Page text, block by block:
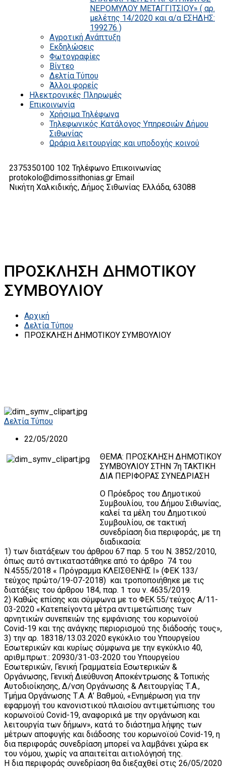
ΝΕΡΟΜΥΛΟΥ ΜΕΤΑΓΓΙΤΣΙΟΥ» ( αρ.
μελέτης 14/2020 και α/α ΕΣΗΔΗΣ:
199276 )
Αγροτική Ανάπτυξη
Εκδηλώσεις
Φωτογραφίες
Βίντεο
Δελτία Τύπου
Άλλοι φορείς
Ηλεκτρονικές Πληρωμές
Επικοινωνία
Χρήσιμα Τηλέφωνα
Τηλεφωνικός Κατάλογος Υπηρεσιών Δήμου
Σιθωνίας
Ωράρια λειτουργίας και υποδοχής κοινού
2375350100 102 Τηλέφωνο Επικοινωνίας
protokolo@dimossithonias.gr Email
Νικήτη Χαλκιδικής, Δήμος Σιθωνίας Ελλάδα, 63088
ΠΡΟΣΚΛΗΣΗ ΔΗΜΟΤΙΚΟΥ
ΣΥΜΒΟΥΛΙΟΥ
Αρχική
Δελτία Τύπου
ΠΡΟΣΚΛΗΣΗ ΔΗΜΟΤΙΚΟΥ ΣΥΜΒΟΥΛΙΟΥ
Δελτία Τύπου
22/05/2020
ΘΕΜΑ: ΠΡΟΣΚΛΗΣΗ ΔΗΜΟΤΙΚΟΥ
ΣΥΜΒΟΥΛΙΟΥ ΣΤΗΝ 7η ΤΑΚΤΙΚΗ
ΔΙΑ ΠΕΡΙΦΟΡΑΣ ΣΥΝΕΔΡΙΑΣΗ
Ο Πρόεδρος του Δημοτικού
Συμβουλίου, του Δήμου Σιθωνίας,
καλεί τα μέλη του Δημοτικού
Συμβουλίου, σε τακτική
συνεδρίαση δια περιφοράς, με τη
διαδικασία:
1) των διατάξεων του άρθρου 67 παρ. 5 του Ν. 3852/2010,
όπως αυτό αντικαταστάθηκε από το άρθρο 74 του
Ν.4555/2018 « Πρόγραμμα ΚΛΕΙΣΘΕΝΗΣ Ι» (ΦΕΚ 133/
τεύχος πρώτο/19-07-2018) και τροποποιήθηκε με τις
διατάξεις του άρθρου 184, παρ. 1 του ν. 4635/2019.
2) Καθώς επίσης και σύμφωνα με το ΦΕΚ 55/τεύχος Α/11-
03-2020 «Κατεπείγοντα μέτρα αντιμετώπισης των
αρνητικών συνεπειών της εμφάνισης του κορωνοϊού
Covid-19 και της ανάγκης περιορισμού της διάδοσής τους»,
3) την αρ. 18318/13.03.2020 εγκύκλιο του Υπουργείου
Εσωτερικών και κυρίως σύμφωνα με την εγκύκλιο 40,
αριθμ.πρωτ.: 20930/31-03-2020 του Υπουργείου
Εσωτερικών, Γενική Γραμματεία Εσωτερικών &
Οργάνωσης, Γενική Διεύθυνση Αποκέντρωσης & Τοπικής
Αυτοδιοίκησης, Δ/νση Οργάνωσης & Λειτουργίας Τ.Α.,
Τμήμα Οργάνωσης Τ.Α. Α’ Βαθμού, «Ενημέρωση για την
εφαρμογή του κανονιστικού πλαισίου αντιμετώπισης του
κορωνοϊού Covid-19, αναφορικά με την οργάνωση και
λειτουργία των δήμων», κατά το διάστημα λήψης των
μέτρων αποφυγής και διάδοσης του κορωνοϊού Covid-19, η
δια περιφοράς συνεδρίαση μπορεί να λαμβάνει χώρα εκ
του νόμου, χωρίς να απαιτείται αιτιολόγησή της.
Η δια περιφοράς συνεδρίαση θα διεξαχθεί στις 26/05/2020